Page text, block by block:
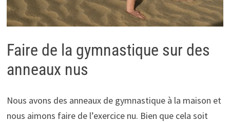
Faire de la gymnastique sur des
anneaux nus
Nous avons des anneaux de gymnastique à la maison et
nous aimons faire de l’exercice nu. Bien que cela soit